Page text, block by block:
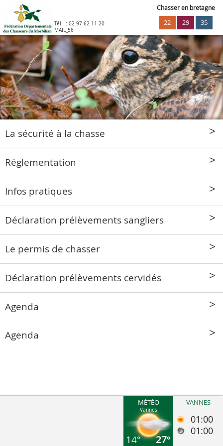
Tél. : 02 97 62 11 20
MAIL_56
Chasser en bretagne
22 29 35
La sécurité à la chasse
Réglementation
Infos pratiques
Déclaration prélèvements sangliers
Le permis de chasser
Déclaration prélèvements cervidés
Agenda
Agenda
MÉTÉO
Vannes
14° 27°
VANNES
01:00
01:00